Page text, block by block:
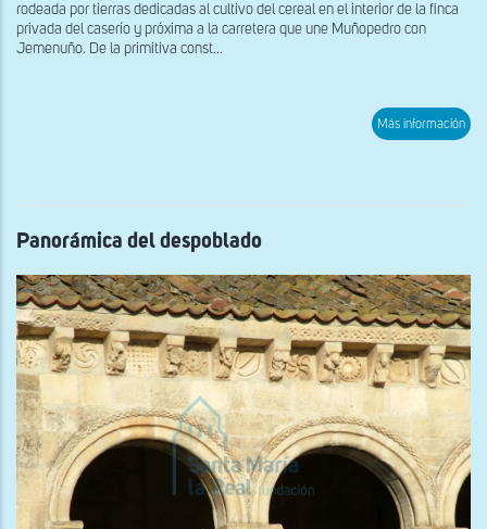
rodeada por tierras dedicadas al cultivo del cereal en el interior de la finca
privada del caserío y próxima a la carretera que une Muñopedro con
Jemenuño. De la primitiva const...
Más información
Panorámica del despoblado